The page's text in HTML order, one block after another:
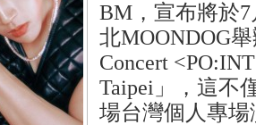
BM，宣布將於
北MOONDOG
Concert
Taipei」，這不
場台灣個人專